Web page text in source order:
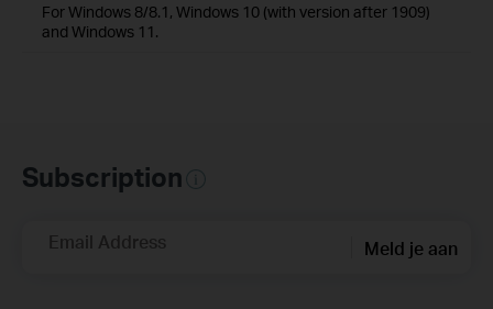
For Windows 8/8.1, Windows 10 (with version after 1909)
and Windows 11.
Subscription
Email Address Meld je aan